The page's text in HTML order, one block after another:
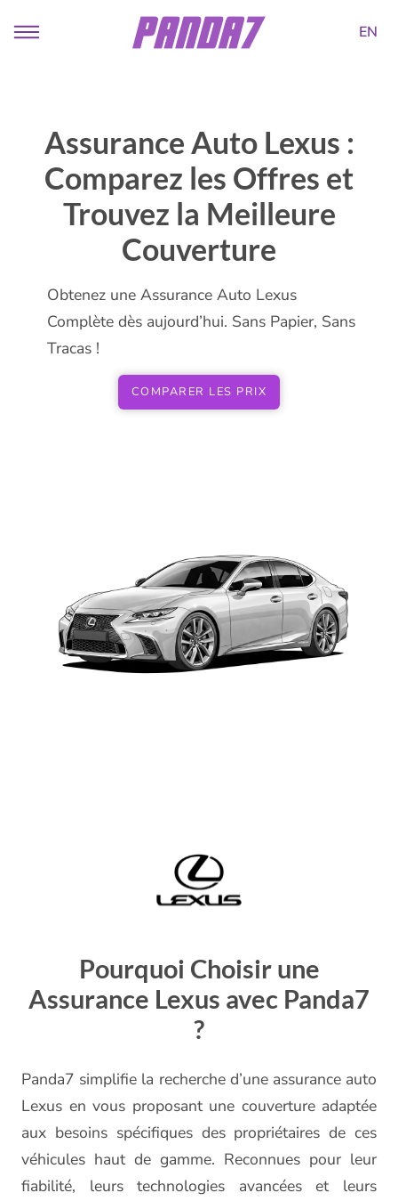
EN
Assurance Auto Lexus :
Comparez les Offres et
Trouvez la Meilleure
Couverture
Obtenez une Assurance Auto Lexus
Complète dès aujourd’hui. Sans Papier, Sans
Tracas !
COMPARER LES PRIX
Pourquoi Choisir une
Assurance Lexus avec Panda7
?
Panda7 simplifie la recherche d’une assurance auto
Lexus en vous proposant une couverture adaptée
aux besoins spécifiques des propriétaires de ces
véhicules haut de gamme. Reconnues pour leur
fiabilité, leurs technologies avancées et leurs